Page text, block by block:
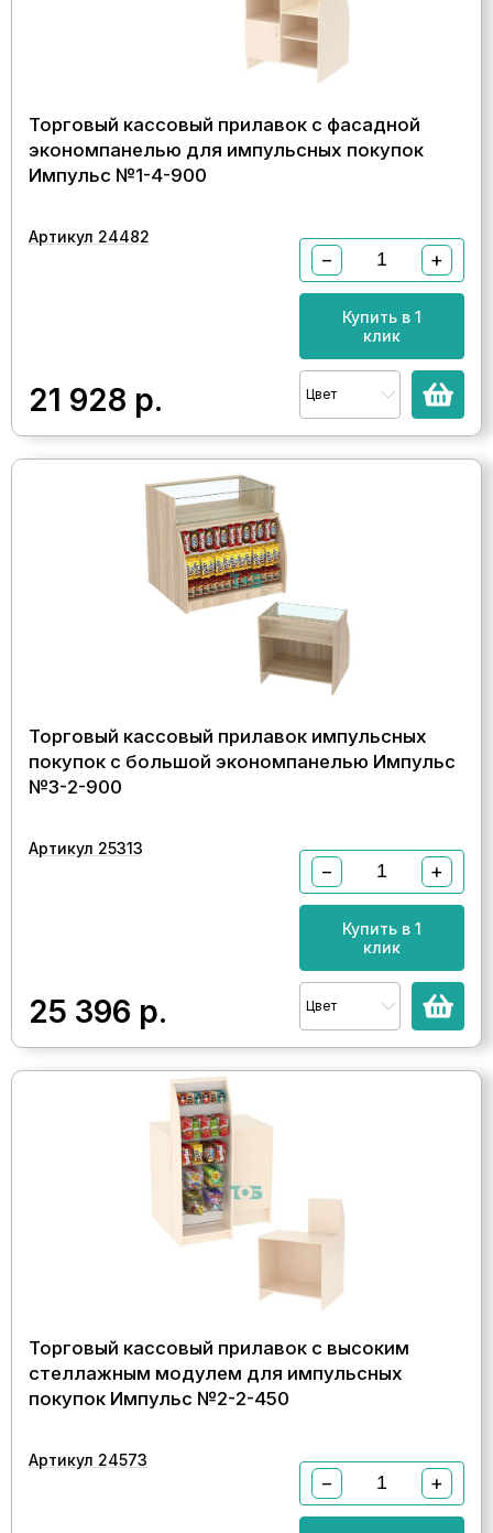
Торговый кассовый прилавок с фасадной
экономпанелью для импульсных покупок
Импульс №1-4-900
Артикул 24482
21 928 р.
− +
Купить в 1
клик
Цвет
Торговый кассовый прилавок импульсных
покупок с большой экономпанелью Импульс
№3-2-900
Артикул 25313
25 396 р.
− +
Купить в 1
клик
Цвет
Торговый кассовый прилавок с высоким
стеллажным модулем для импульсных
покупок Импульс №2-2-450
Артикул 24573
− +